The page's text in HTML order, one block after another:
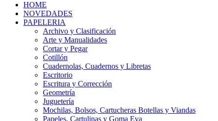
HOME
NOVEDADES
PAPELERIA
Archivo y Clasificación
Arte y Manualidades
Cortar y Pegar
Cotillón
Cuadernolas, Cuadernos y Libretas
Escritorio
Escritura y Corrección
Geometría
Juguetería
Mochilas, Bolsos, Cartucheras Botellas y Viandas
Papeles, Cartulinas y Goma Eva